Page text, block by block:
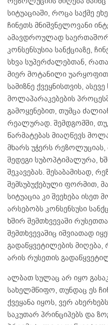
სიტუაციაში, როცა საქმე
ჩინეთს მნიშვნელოვანი
ამავდროულად
კონსენსუსია სანქციაზე,
სხვა სუპერძალებთან,
მიერ მოტანილი
სამიზნე ქვეყნისთვის,
მოლაპარაკებების
გამოყენებით, თუმცა
რეალურად. შემდგომში,
წარმატებას მიაღწევს
მხარს უჭერს
შედეგი სუბოპტიმალურა,
შეკავებას. შესაბამისად,
შემსუბუქებული ფორმით,
სიტუაცია კი შეეხება
არსებობს კონსენსუსი
ხშირ შემთხვევაში
შემთხვევაშიც იშვიათად
გადაწყვეტილების
არის რუსეთის
ალბათ სულაც არ იყო
სახელმწიფო, თუნდაც ეს
ქვეყანა იყოს, ვერ
საკუთარ პრინციპებს და